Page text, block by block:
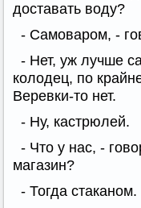
доставать воду?
- Самоваром, -
- Нет, уж лучше
колодец, по
Веревки-то нет.
- Ну, кастрюлей.
- Что у нас, -
магазин?
- Тогда стаканом.